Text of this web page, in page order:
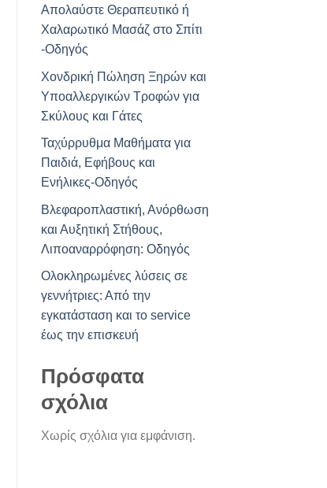
Απολαύστε Θεραπευτικό ή
Χαλαρωτικό Μασάζ στο Σπίτι
-Οδηγός
Χονδρική Πώληση Ξηρών και
Υποαλλεργικών Τροφών για
Σκύλους και Γάτες
Ταχύρρυθμα Μαθήματα για
Παιδιά, Εφήβους και
Ενήλικες-Οδηγός
Βλεφαροπλαστική, Ανόρθωση
και Αυξητική Στήθους,
Λιποαναρρόφηση: Οδηγός
Ολοκληρωμένες λύσεις σε
γεννήτριες: Από την
εγκατάσταση και το service
έως την επισκευή
Πρόσφατα
σχόλια
Χωρίς σχόλια για εμφάνιση.